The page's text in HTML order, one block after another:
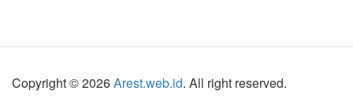
Copyright © 2026Arest.web.id. All right reserved.